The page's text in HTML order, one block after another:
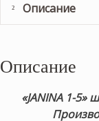
Описание
Описание
«JANINA 1-5»
Пр